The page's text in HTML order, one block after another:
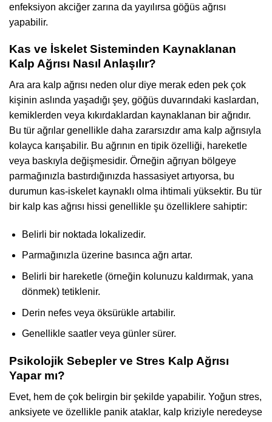
enfeksiyon akciğer zarına da yayılırsa göğüs ağrısı
yapabilir.
Kas ve İskelet Sisteminden Kaynaklanan
Kalp Ağrısı Nasıl Anlaşılır?
Ara ara kalp ağrısı neden olur diye merak eden pek çok
kişinin aslında yaşadığı şey, göğüs duvarındaki kaslardan,
kemiklerden veya kıkırdaklardan kaynaklanan bir ağrıdır.
Bu tür ağrılar genellikle daha zararsızdır ama kalp ağrısıyla
kolayca karışabilir. Bu ağrının en tipik özelliği, hareketle
veya baskıyla değişmesidir. Örneğin ağrıyan bölgeye
parmağınızla bastırdığınızda hassasiyet artıyorsa, bu
durumun kas-iskelet kaynaklı olma ihtimali yüksektir. Bu tür
bir kalp kas ağrısı hissi genellikle şu özelliklere sahiptir:
Belirli bir noktada lokalizedir.
Parmağınızla üzerine basınca ağrı artar.
Belirli bir hareketle (örneğin kolunuzu kaldırmak, yana
dönmek) tetiklenir.
Derin nefes veya öksürükle artabilir.
Genellikle saatler veya günler sürer.
Psikolojik Sebepler ve Stres Kalp Ağrısı
Yapar mı?
Evet, hem de çok belirgin bir şekilde yapabilir. Yoğun stres,
anksiyete ve özellikle panik ataklar, kalp kriziyle neredeyse